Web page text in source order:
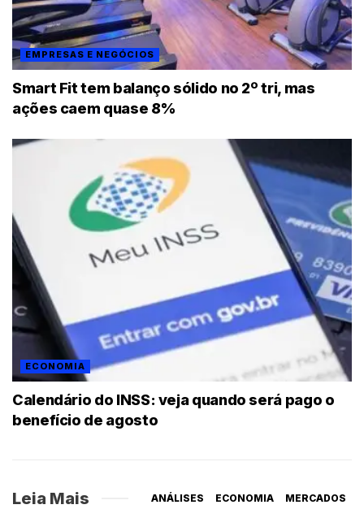
EMPRESAS E NEGÓCIOS
Smart Fit tem balanço sólido no 2º tri, mas
ações caem quase 8%
ECONOMIA
Calendário do INSS: veja quando será pago o
benefício de agosto
Leia Mais ANÁLISES ECONOMIA MERCADOS